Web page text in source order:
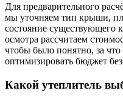
Для предварительного
мы уточняем тип крыши,
состояние существующего
осмотра рассчитаем
чтобы было понятно, за
оптимизировать бюджет
Какой утеплитель